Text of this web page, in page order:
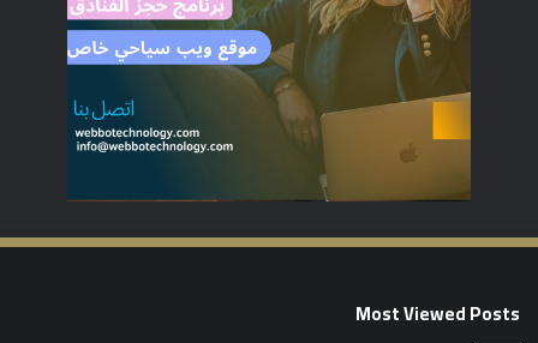
Most Viewed Posts